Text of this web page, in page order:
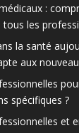
:
les
la santé
aux
spécifiques ?
et